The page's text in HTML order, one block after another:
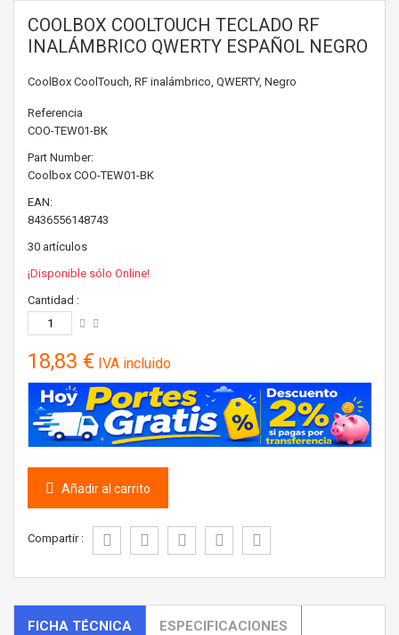
COOLBOX COOLTOUCH TECLADO RF
INALÁMBRICO QWERTY ESPAÑOL NEGRO
CoolBox CoolTouch, RF inalámbrico, QWERTY, Negro
Referencia
COO-TEW01-BK
Part Number:
Coolbox COO-TEW01-BK
EAN:
8436556148743
30 artículos
¡Disponible sólo Online!
Cantidad :
18,83 € IVA incluido
Añadir al carrito
Compartir :
FICHA TÉCNICA ESPECIFICACIONES